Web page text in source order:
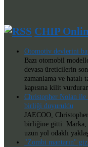
CHIP
Otomotiv devlerini
Bazı otomobil
devasa üreticilerin
zamanlama ve hatalı
kapısına kilit
Christopher Nolan ile
birliği duyuruldu
JAECOO,
birliğine gitti. Marka,
uzun yol odaklı
"Zombi mantarın"